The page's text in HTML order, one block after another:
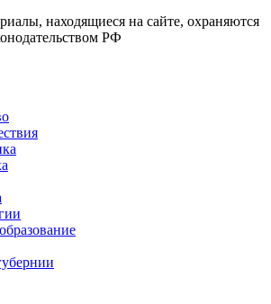
находящиеся на сайте, охраняются
РФ